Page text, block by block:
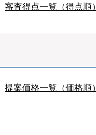
審査得点一覧（得点順
提案価格一覧（価格順